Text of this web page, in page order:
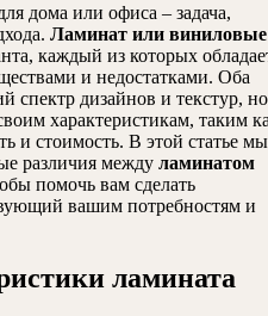
дома или офиса – задача,
Ламинат или виниловые
каждый из которых
и недостатками. Оба
спектр дизайнов и текстур, но
характеристикам, таким
и стоимость. В этой статье мы
различия между ламинатом
помочь вам сделать
вашим потребностям и
ламината